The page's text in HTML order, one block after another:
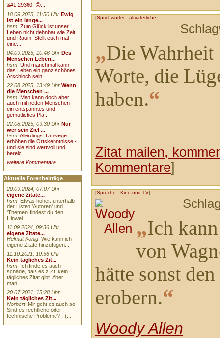
[Sprichwörter- altväterliche]
„Die
Worte, die
haben.“
Zitat mailen,
Kommentare]
[Sprüche - Kino und TV]
„Ich
von
hätte sonst
erobern.“
Woody Allen
&#1 29360; 🙃...
18.09.2025, 11:50 Uhr Ewig
ist ein lange...
hsm:Zum Glück ist unser
Leben nicht dehnbar wie Zeit
und Raum. Stellt euch mal
eine...
04.09.2025, 10:46 Uhr Des
Menschen Leben...
hsm:Und manchmal kann
das Leben ein ganz schönes
Arschloch sein....
22.08.2025, 13:49 Uhr Wenn
die Menschen ...
hsm:Man kann doch aber
auch mit netten Menschen
ein entspanntes und
gemütliches Pla...
22.08.2025, 09:30 Uhr Nur
wer sein Ziel ...
hsm:Allerdings: Umwege
erhöhen die Ortskenntnisse -
und sie sind wertvoll und
bereic...
weitere Kommentare ...
Aktuelle Forenbeiträge
20.09.2024, 07:07 Uhr
eigene Zitate...
hsm: Etwas höher, unterhalb
der Listen 'Autoren' und
'Themen' findest du den
Hinwei...
11.09.2024, 09:36 Uhr
eigene Zitate...
Helmut König: Wie kann ich
eigene Zitate hinzufügen...
11.10.2021, 10:56 Uhr
Kein tägliches Zit...
hsm: Ich finde es auch
schade, daß es z.Zt. kein
tägliches Zitat gibt. Aber
man...
20.07.2021, 15:28 Uhr
Kein tägliches Zit...
Norbert: Mir geht es auch so!
Sind es rechtliche oder
technische Probleme? :-(...